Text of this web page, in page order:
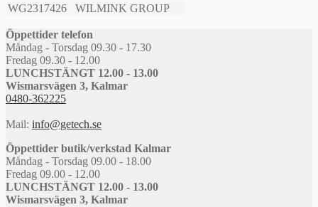
WG2317426
WILMINK GROUP
Öppettider telefon
Måndag - Torsdag 09.30 - 17.30
Fredag 09.30 - 12.00
LUNCHSTÄNGT 12.00 - 13.00
Wismarsvägen 3, Kalmar
0480-362225
Mail: info@getech.se
Öppettider butik/verkstad Kalmar
Måndag - Torsdag 09.00 - 18.00
Fredag 09.00 - 12.00
LUNCHSTÄNGT 12.00 - 13.00
Wismarsvägen 3, Kalmar